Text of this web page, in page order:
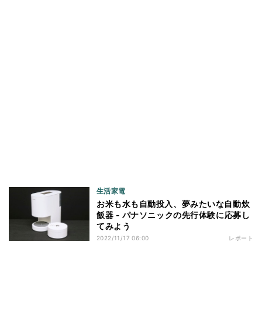
生活家電
お米も水も自動投入、夢みたいな自動炊
飯器 - パナソニックの先行体験に応募し
てみよう
2022/11/17 06:00 レポート